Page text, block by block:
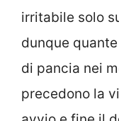
irritabile solo
dunque
di pancia nei
precedono la